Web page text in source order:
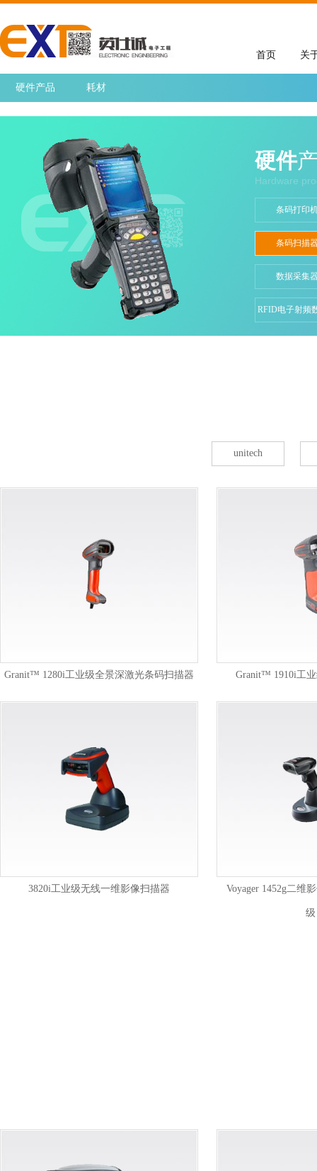
关
首页
硬件产品 耗材
硬件
Hardware
条码打印
条码扫描
数据采集
RFID电子射频
unitech
Granit™ 1280i工业级全景深激光条码扫描器 Granit™ 1910i工
3820i工业级无线一维影像扫描器 Voyager 1452g二维